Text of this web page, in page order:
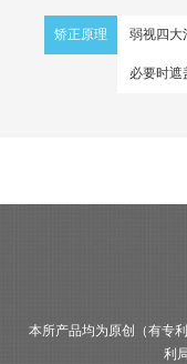
矫正原理 弱视四大
必要时遮
本所产品均为原创（有专
利